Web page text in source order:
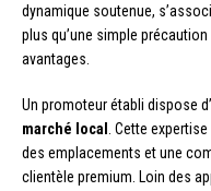
dynamique soutenue,
plus qu’une simple
avantages.
Un promoteur établi dispose
marché local . Cette
des emplacements et une
clientèle premium. Loin des